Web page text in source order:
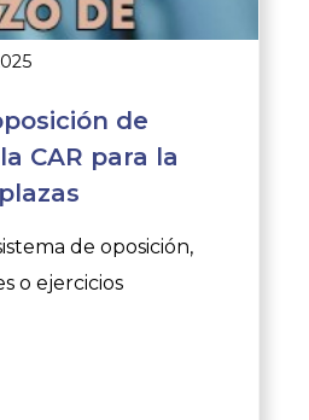
de
CAR para la
de oposición,
o ejercicios